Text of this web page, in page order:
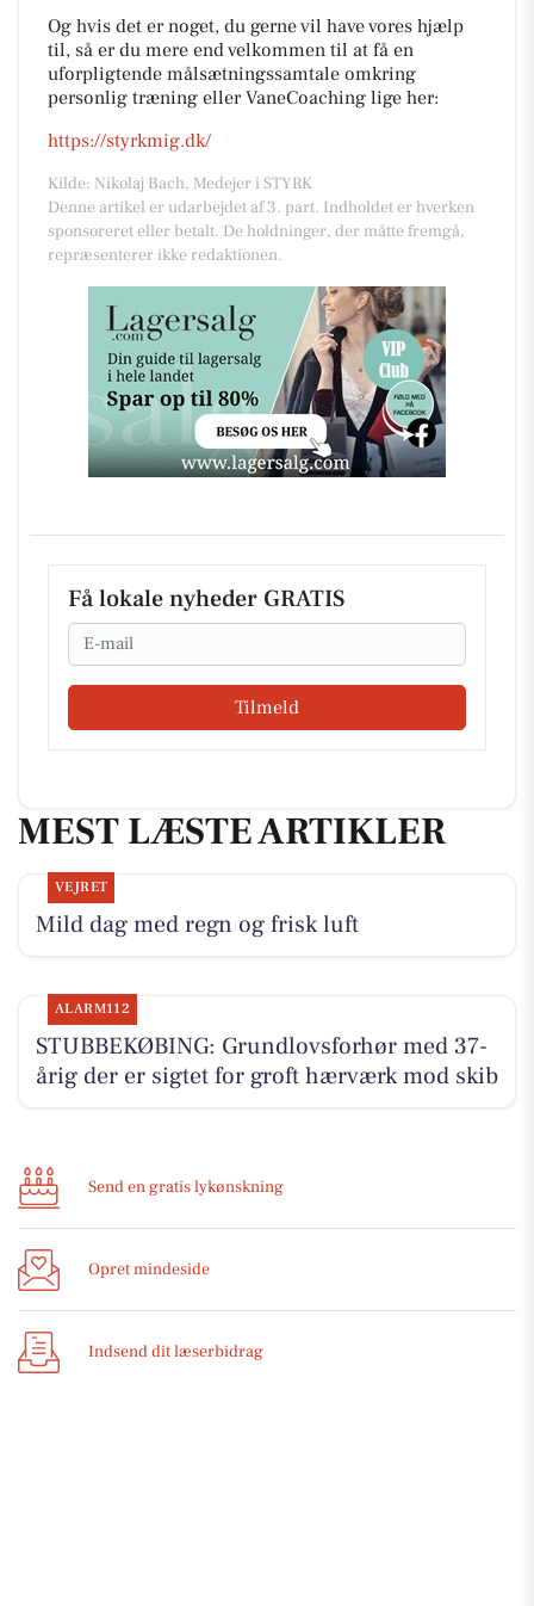
Og hvis det er noget, du gerne vil have vores hjælp
til, så er du mere end velkommen til at få en
uforpligtende målsætningssamtale omkring
personlig træning eller VaneCoaching lige her:
https://styrkmig.dk/
Kilde: Nikolaj Bach, Medejer i STYRK
Denne artikel er udarbejdet af 3. part. Indholdet er hverken
sponsoreret eller betalt. De holdninger, der måtte fremgå,
repræsenterer ikke redaktionen.
Få lokale nyheder GRATIS
Email
Tilmeld
MEST LÆSTE ARTIKLER
VEJRET
Mild dag med regn og frisk luft
ALARM112
STUBBEKØBING: Grundlovsforhør med 37-
årig der er sigtet for groft hærværk mod skib
Send en gratis lykønskning
Opret mindeside
Indsend dit læserbidrag